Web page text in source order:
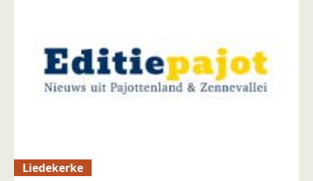
Liedekerke